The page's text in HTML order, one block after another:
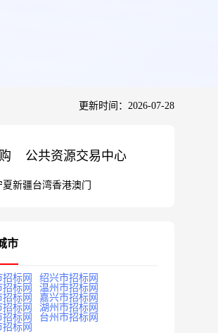
更新时间：2026-07-28
公共资源交易中心
夏新疆台湾香港澳门
市
招标网
绍兴市招标网
招标网
温州市招标网
标网
嘉兴市招标网
标网
湖州市招标网
标网
台州市招标网
标网